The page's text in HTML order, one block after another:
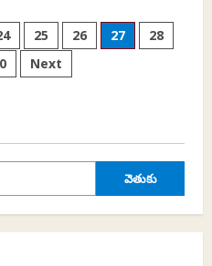
25 26 27
28
Next
వెతుకు